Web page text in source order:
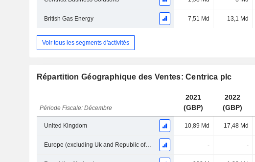
British Gas Energy 7,51 Md 13,1 Md
Voir tous les segments d'activités
Répartition Géographique des Ventes: Centrica plc
Période Fiscale: Décembre
2021
(GBP)
2022
(GBP)
United Kingdom 10,89 Md 17,48 Md
Europe (excluding Uk and Republic of Ireland) - -